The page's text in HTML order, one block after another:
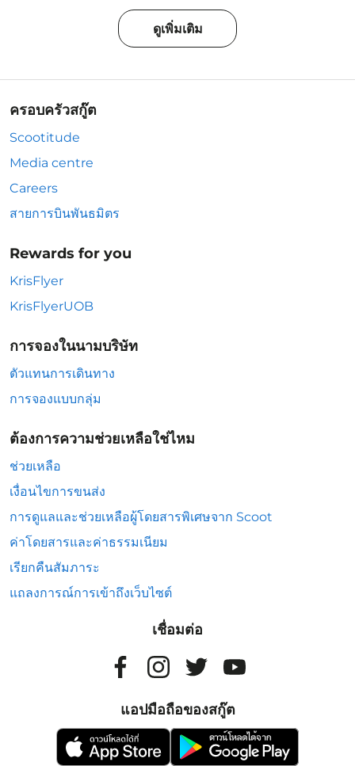
ดูเพิ่มเติม
ครอบครัวสกู๊ต
Scootitude
Media centre
Careers
สายการบินพันธมิตร
Rewards for you
KrisFlyer
KrisFlyerUOB
การจองในนามบริษัท
ตัวแทนการเดินทาง
การจองแบบกลุ่ม
ต้องการความช่วยเหลือใช่ไหม
ช่วยเหลือ
เงื่อนไขการขนส่ง
การดูแลและช่วยเหลือผู้โดยสารพิเศษจาก Scoot
ค่าโดยสารและค่าธรรมเนียม
เรียกคืนสัมภาระ
แถลงการณ์การเข้าถึงเว็บไซต์
เชื่อมต่อ
แอปมือถือของสกู๊ต